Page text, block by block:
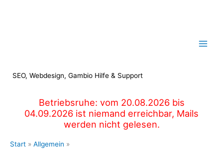
SEO, Webdesign, Gambio Hilfe & Support
Betriebsruhe: vom 20.08.2026 bis
04.09.2026 ist niemand erreichbar, Mails
werden nicht gelesen.
Start
Allgemein